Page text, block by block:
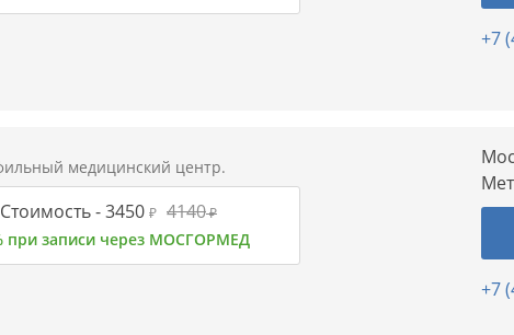
+7
медицинский центр.
Стоимость -3450 ₽ 4140₽
при записи через МОСГОРМЕД
+7